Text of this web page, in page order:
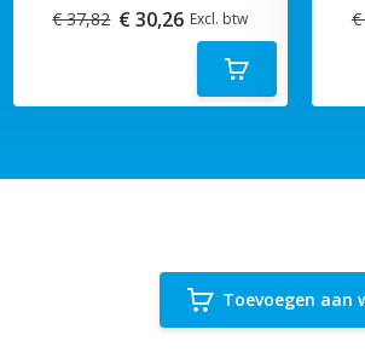
€ 37,82 € 30,26 Excl. btw
€
Toevoegen aan